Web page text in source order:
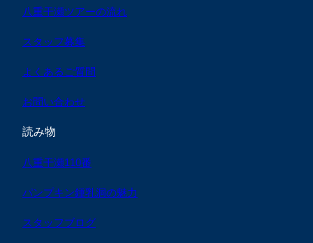
八重干瀬ツアーの流れ
スタッフ募集
よくあるご質問
お問い合わせ
読み物
八重干瀬110番
パンプキン鍾乳洞の魅力
スタッフブログ